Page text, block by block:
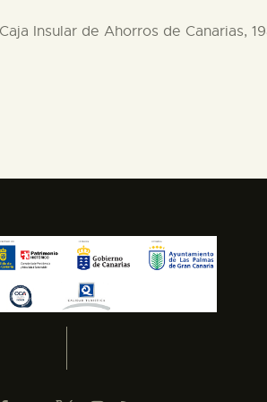
Insular de Ahorros de Canarias,